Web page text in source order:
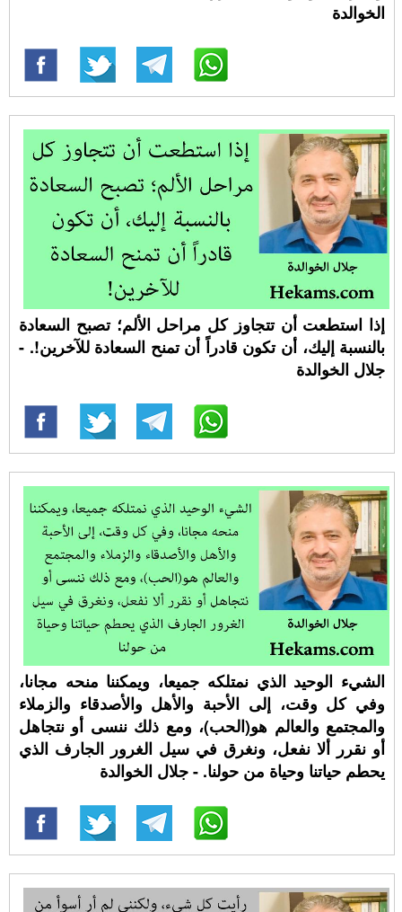
الخوالدة
إذا استطعت أن تتجاوز كل مراحل الألم؛ تصبح السعادة
بالنسبة إليك، أن تكون قادراً أن تمنح السعادة للآخرين!. -
جلال الخوالدة
الشيء الوحيد الذي نمتلكه جميعا، ويمكننا منحه مجانا،
وفي كل وقت، إلى الأحبة والأهل والأصدقاء والزملاء
والمجتمع والعالم هو(الحب)، ومع ذلك ننسى أو نتجاهل
أو نقرر ألا نفعل، ونغرق في سيل الغرور الجارف الذي
يحطم حياتنا وحياة من حولنا. - جلال الخوالدة